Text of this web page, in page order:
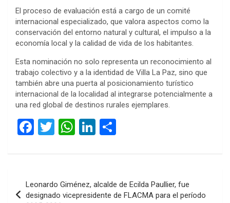
El proceso de evaluación está a cargo de un comité
internacional especializado, que valora aspectos como la
conservación del entorno natural y cultural, el impulso a la
economía local y la calidad de vida de los habitantes.
Esta nominación no solo representa un reconocimiento al
trabajo colectivo y a la identidad de Villa La Paz, sino que
también abre una puerta al posicionamiento turístico
internacional de la localidad al integrarse potencialmente a
una red global de destinos rurales ejemplares.
F
ce
o
T
tt
W
at
A
Li
ke
n
m
ar
de
Leonardo Giménez, alcalde de Ecilda Paullier, fue
designado vicepresidente de FLACMA para el período